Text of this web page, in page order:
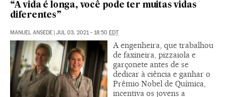
“A vida é longa, você pode ter muitas vidas
diferentes”
MANUEL ANSEDE | JUL 03, 2021 - 18:50 EDT
A engenheira, que trabalhou
de faxineira, pizzaiola e
garçonete antes de se
dedicar à ciência e ganhar o
Prêmio Nobel de Química,
incentiva os jovens a